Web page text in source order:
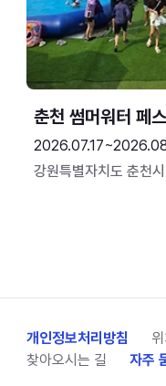
춘천 썸머워터 페
강원특별자치도 춘천시
개인정보처리방침
찾아오시는 길
자주